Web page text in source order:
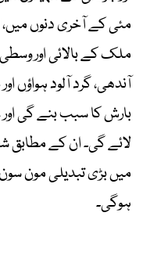
مئی کے آخری دنوں میں،
ملک کے بالائی اور
آندھی، گرد آلود
بارش کا سبب بنے گی
لائے گی۔ ان کے مطابق
میں بڑی تبدیلی مون
ہوگی۔